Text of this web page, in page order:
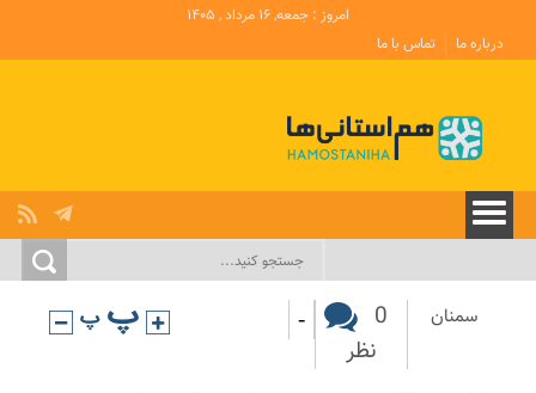
امروز : جمعه, ۱۶ مرداد , ۱۴۰۵
درباره ما
تماس با ما
سمنان
0
نظر
-